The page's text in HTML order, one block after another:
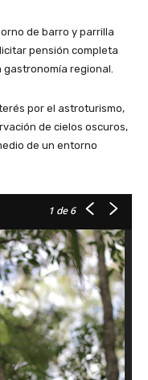
de barro y parrilla
pensión completa
regional.
por el astroturismo,
de cielos oscuros,
de un entorno
1 de 6